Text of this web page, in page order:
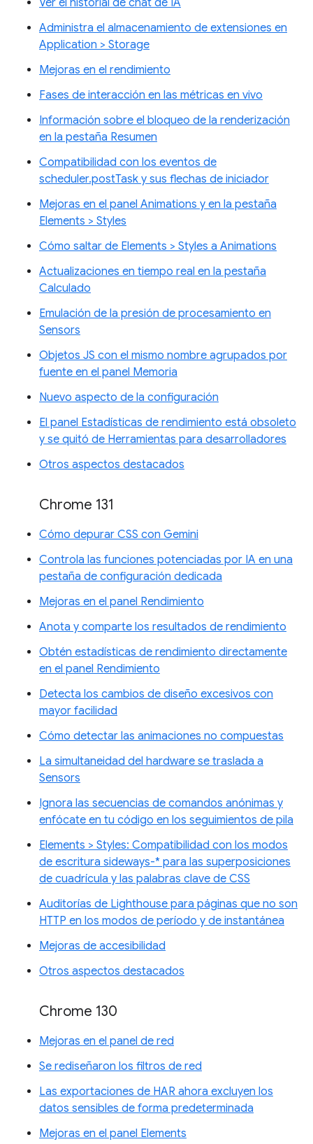
Ver el historial de chat de IA
Administra el almacenamiento de extensiones en
Application > Storage
Mejoras en el rendimiento
Fases de interacción en las métricas en vivo
Información sobre el bloqueo de la renderización
en la pestaña Resumen
Compatibilidad con los eventos de
scheduler.postTask y sus flechas de iniciador
Mejoras en el panel Animations y en la pestaña
Elements > Styles
Cómo saltar de Elements > Styles a Animations
Actualizaciones en tiempo real en la pestaña
Calculado
Emulación de la presión de procesamiento en
Sensors
Objetos JS con el mismo nombre agrupados por
fuente en el panel Memoria
Nuevo aspecto de la configuración
El panel Estadísticas de rendimiento está obsoleto
y se quitó de Herramientas para desarrolladores
Otros aspectos destacados
Chrome 131
Cómo depurar CSS con Gemini
Controla las funciones potenciadas por IA en una
pestaña de configuración dedicada
Mejoras en el panel Rendimiento
Anota y comparte los resultados de rendimiento
Obtén estadísticas de rendimiento directamente
en el panel Rendimiento
Detecta los cambios de diseño excesivos con
mayor facilidad
Cómo detectar las animaciones no compuestas
La simultaneidad del hardware se traslada a
Sensors
Ignora las secuencias de comandos anónimas y
enfócate en tu código en los seguimientos de pila
Elements > Styles: Compatibilidad con los modos
de escritura sideways-* para las superposiciones
de cuadrícula y las palabras clave de CSS
Auditorías de Lighthouse para páginas que no son
HTTP en los modos de período y de instantánea
Mejoras de accesibilidad
Otros aspectos destacados
Chrome 130
Mejoras en el panel de red
Se rediseñaron los filtros de red
Las exportaciones de HAR ahora excluyen los
datos sensibles de forma predeterminada
Mejoras en el panel Elements